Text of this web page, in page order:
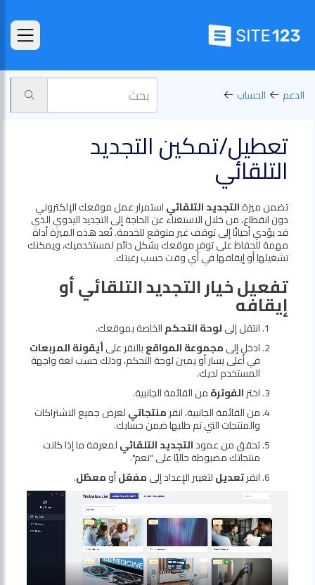
الدعم الحساب
تعطيل/تمكين التجديد
التلقائي
تضمن ميزةالتجديد التلقائياستمرار عمل موقعك الإلكتروني
دون انقطاع، من خلال الاستغناء عن الحاجة إلى التجديد اليدوي الذي
قد يؤدي أحيانًا إلى توقف غير متوقع للخدمة. تُعد هذه الميزة أداة
مهمة للحفاظ على توفر موقعك بشكل دائم لمستخدميك، ويمكنك
تشغيلها أو إيقافها في أي وقت حسب رغبتك.
تفعيل خيار التجديد التلقائي أو
إيقافه
انتقل إلىلوحة التحكمالخاصة بموقعك.
ادخل إلىمجموعة المواقعبالنقر علىأيقونة المربعات
في أعلى يسار أو يمين لوحة التحكم، وذلك حسب لغة واجهة
المستخدم لديك.
اخترالفوترةمن القائمة الجانبية.
من القائمة الجانبية، انقرمنتجاتيلعرض جميع الاشتراكات
والمنتجات التي تم طلبها ضمن حسابك.
تحقق من عمودالتجديد التلقائيلمعرفة ما إذا كانت
منتجاتك مضبوطة حاليًا على "نعم".
انقرتعديللتغيير الإعداد إلىمفعّلأومعطّل.